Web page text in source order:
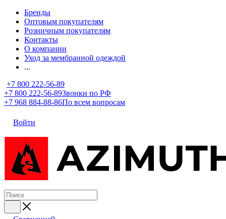
Бренды
Оптовым покупателям
Розничным покупателям
Контакты
О компании
Уход за мембранной одеждой
...
+7 800 222-56-89
+7 800 222-56-89Звонки по РФ
+7 968 884-88-86По всем вопросам
Войти